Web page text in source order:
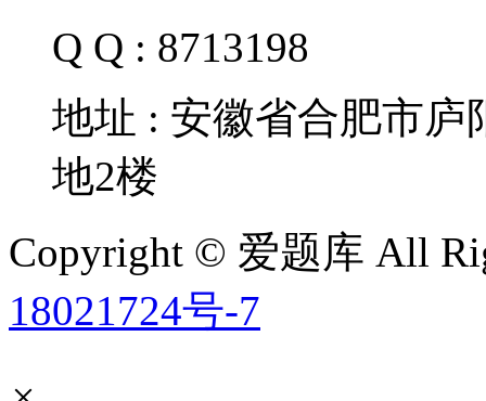
Q Q : 8713198
地址 : 安徽省合肥市
地2楼
Copyright © 爱题库 All
18021724号-7